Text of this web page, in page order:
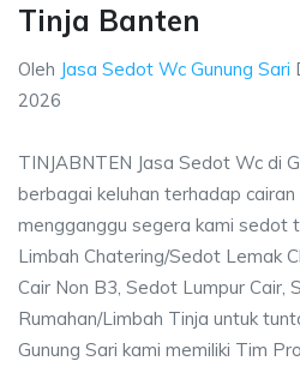
Tinja Banten
Oleh Jasa Sedot Wc Gunung Sari
2026
TINJABNTEN Jasa Sedot Wc di
berbagai keluhan terhadap
mengganggu segera kami sedot
Limbah Chatering/Sedot Lemak
Cair Non B3, Sedot Lumpur Cair,
Rumahan/Limbah Tinja untuk
Gunung Sari kami memiliki Tim